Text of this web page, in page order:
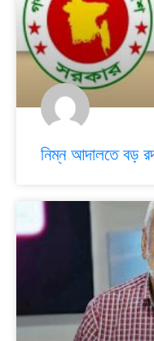
নিম্ন আদালতে বড়